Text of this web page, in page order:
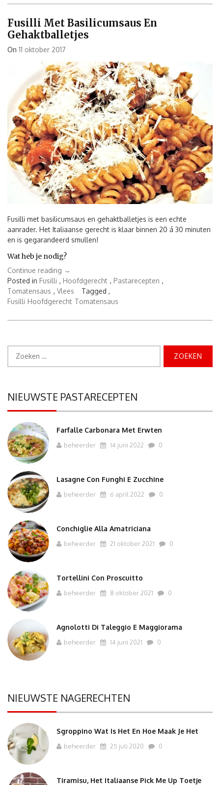
en
Fusilli Met Basilicumsaus En
Gehaktballetjes
On 11 oktober 2017
Fusilli met basilicumsaus en gehaktballetjes is een echte
aanrader. Het Italiaanse gerecht is klaar binnen 20 á 30 minuten
en is gegarandeerd smullen!
Wat heb je nodig?
Continue reading “Fusilli
met
basilicumsaus
en
→
Posted in Fusilli , Hoofdgerecht , Pastarecepten ,
Tomatensaus , Vlees
Tagged ,
Fusilli Hoofdgerecht Tomatensaus
naar:
NIEUWSTE PASTARECEPTEN
Farfalle Carbonara Met Erwten
beheerder 14 juni 2022 0
Lasagne Con Funghi E Zucchine
beheerder 6 april 2022 0
Conchiglie Alla Amatriciana
beheerder 21 oktober 2021 0
Tortellini Con Proscuitto
beheerder 8 oktober 2021 0
Agnolotti Di Taleggio E Maggiorama
beheerder 14 juni 2021 0
NIEUWSTE NAGERECHTEN
Sgroppino Wat Is Het En Hoe Maak Je Het
beheerder 25 juli 2020 0
Tiramisu, Het Italiaanse Pick Me Up Toetje